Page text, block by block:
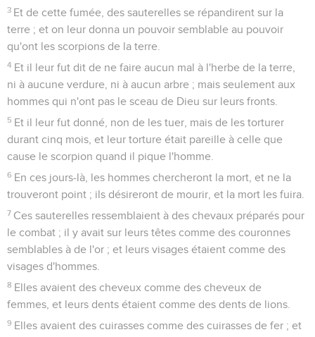
3 Et de cette fumée, des sauterelles se répandirent sur la
terre ; et on leur donna un pouvoir semblable au pouvoir
qu'ont les scorpions de la terre.
4 Et il leur fut dit de ne faire aucun mal à l'herbe de la terre,
ni à aucune verdure, ni à aucun arbre ; mais seulement aux
hommes qui n'ont pas le sceau de Dieu sur leurs fronts.
5 Et il leur fut donné, non de les tuer, mais de les torturer
durant cinq mois, et leur torture était pareille à celle que
cause le scorpion quand il pique l'homme.
6 En ces jours-là, les hommes chercheront la mort, et ne la
trouveront point ; ils désireront de mourir, et la mort les fuira.
7 Ces sauterelles ressemblaient à des chevaux préparés pour
le combat ; il y avait sur leurs têtes comme des couronnes
semblables à de l'or ; et leurs visages étaient comme des
visages d'hommes.
8 Elles avaient des cheveux comme des cheveux de
femmes, et leurs dents étaient comme des dents de lions.
9 Elles avaient des cuirasses comme des cuirasses de fer ; et